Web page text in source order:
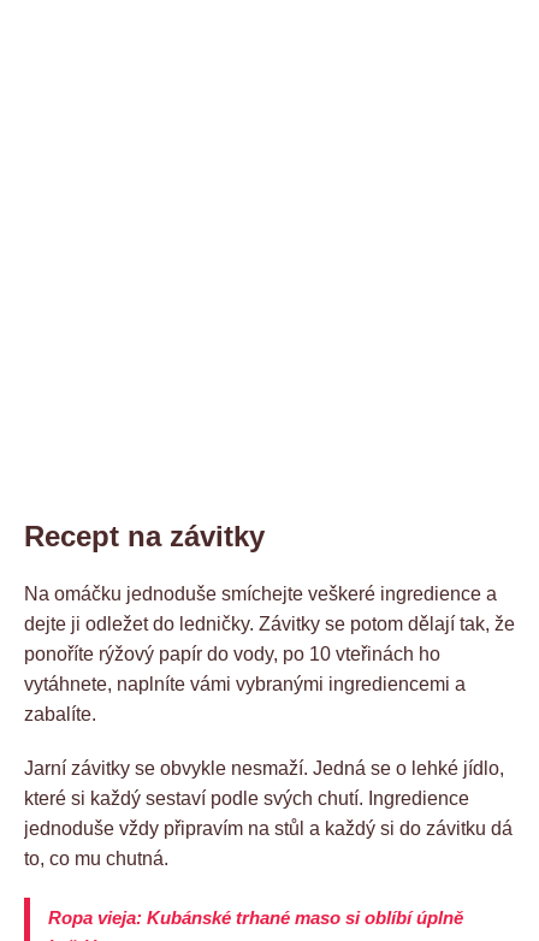
Recept na závitky
Na omáčku jednoduše smíchejte veškeré ingredience a
dejte ji odležet do ledničky. Závitky se potom dělají tak, že
ponoříte rýžový papír do vody, po 10 vteřinách ho
vytáhnete, naplníte vámi vybranými ingrediencemi a
zabalíte.
Jarní závitky se obvykle nesmaží. Jedná se o lehké jídlo,
které si každý sestaví podle svých chutí. Ingredience
jednoduše vždy připravím na stůl a každý si do závitku dá
to, co mu chutná.
Ropa vieja: Kubánské trhané maso si oblíbí úplně